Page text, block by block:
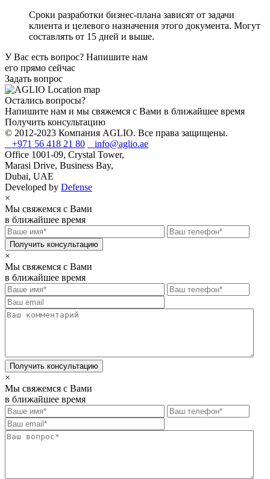
Сроки разработки бизнес-плана зависят от задачи
клиента и целевого назначения этого документа. Могут
составлять от 15 дней и выше.
У Вас есть вопрос? Напишите нам
его прямо сейчас
Задать вопрос
Остались вопросы?
Напишите нам и мы свяжемся с Вами в ближайшее время
Получить консультацию
© 2012-2023 Компания AGLIO. Все права защищены.
+971 56 418 21 80
info@aglio.ae
Office 1001-09, Crystal Tower,
Marasi Drive, Business Bay,
Dubai, UAE
Developed by Defense
×
Мы свяжемся с Вами
в ближайшее время
×
Мы свяжемся с Вами
в ближайшее время
×
Мы свяжемся с Вами
в ближайшее время